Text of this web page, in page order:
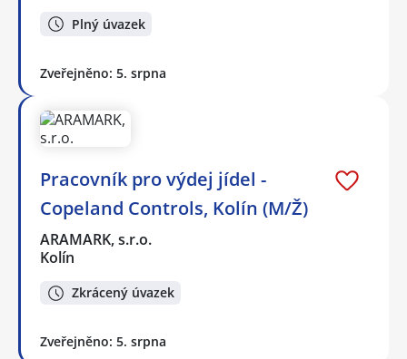
Plný úvazek
Zveřejněno: 5. srpna
Pracovník pro výdej jídel -
Copeland Controls, Kolín (M/Ž)
ARAMARK, s.r.o.
Kolín
Zkrácený úvazek
Zveřejněno: 5. srpna